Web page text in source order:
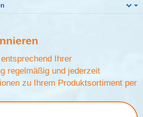
Ihrer
regelmäßig und jederzeit
zu Ihrem Produktsortiment per